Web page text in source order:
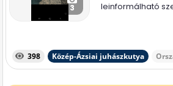
3
leinformálható
398 Közép-Ázsiai juhászkutya